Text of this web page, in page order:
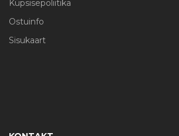
Küpsisepoliitika
Ostuinfo
Sisukaart